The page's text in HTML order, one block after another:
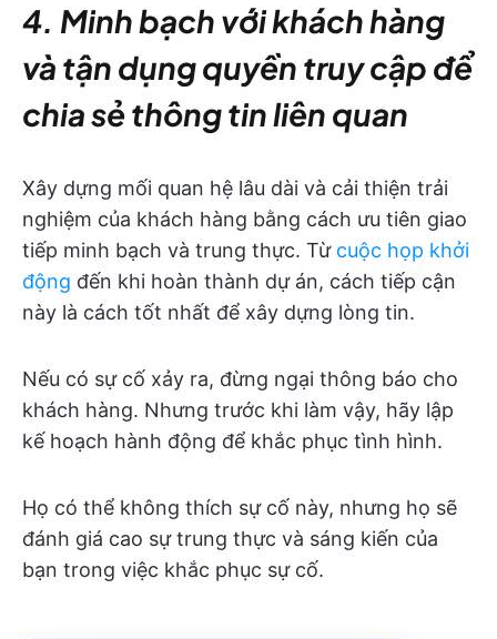
4. Minh bạch với khách hàng
và tận dụng quyền truy cập để
chia sẻ thông tin liên quan
Xây dựng mối quan hệ lâu dài và cải thiện trải
nghiệm của khách hàng bằng cách ưu tiên giao
tiếp minh bạch và trung thực. Từ cuộc họp khởi
động đến khi hoàn thành dự án, cách tiếp cận
này là cách tốt nhất để xây dựng lòng tin.
Nếu có sự cố xảy ra, đừng ngại thông báo cho
khách hàng. Nhưng trước khi làm vậy, hãy lập
kế hoạch hành động để khắc phục tình hình.
Họ có thể không thích sự cố này, nhưng họ sẽ
đánh giá cao sự trung thực và sáng kiến của
bạn trong việc khắc phục sự cố.